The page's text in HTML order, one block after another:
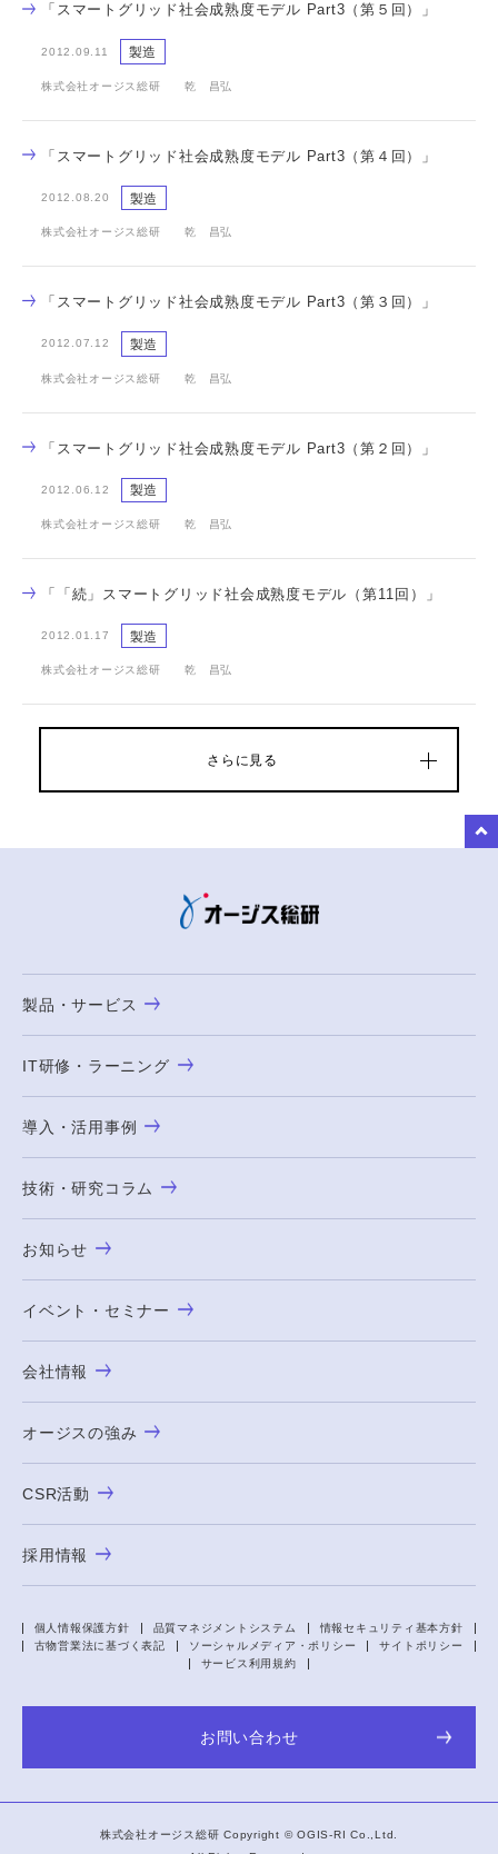
「スマートグリッド社会成熟度モデル Part3（第５回）」
2012.09.11 製造
株式会社オージス総研 乾 昌弘
「スマートグリッド社会成熟度モデル Part3（第４回）」
2012.08.20 製造
株式会社オージス総研 乾 昌弘
「スマートグリッド社会成熟度モデル Part3（第３回）」
2012.07.12 製造
株式会社オージス総研 乾 昌弘
「スマートグリッド社会成熟度モデル Part3（第２回）」
2012.06.12 製造
株式会社オージス総研 乾 昌弘
「「続」スマートグリッド社会成熟度モデル（第11回）」
2012.01.17 製造
株式会社オージス総研 乾 昌弘
さらに見る
製品・サービス
IT研修・ラーニング
導入・活用事例
技術・研究コラム
お知らせ
イベント・セミナー
会社情報
オージスの強み
CSR活動
採用情報
個人情報保護方針 品質マネジメントシステム
情報セキュリティ基本方針
古物営業法に基づく表記
ソーシャルメディア・ポリシー
サイトポリシー
サービス利用規約
お問い合わせ
株式会社オージス総研 Copyright ©OGIS-RI Co.,Ltd.